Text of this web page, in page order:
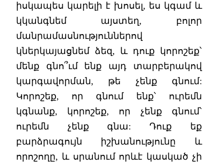
իսկապես կարելի է խոսել, ես կգամ և
կկանգնեմ այստեղ, բոլոր
մանրամասնություններով
կներկայացնեմ ձեզ, և դուք կորոշեք՝
մենք գնո՞ւմ ենք այդ տարբերակով
կարգավորման, թե չենք գնում:
Կորոշեք, որ գնում ենք՝ ուրեմն
կգնանք, կորոշեք, որ չենք գնում՝
ուրեմն չենք գնա: Դուք եք
բարձրագույն իշխանությունը և
որոշողը, և սրանում որևէ կասկած չի